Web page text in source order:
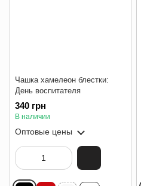
Чашка хамелеон блестки:
День воспитателя
340 грн
В наличии
Оптовые цены